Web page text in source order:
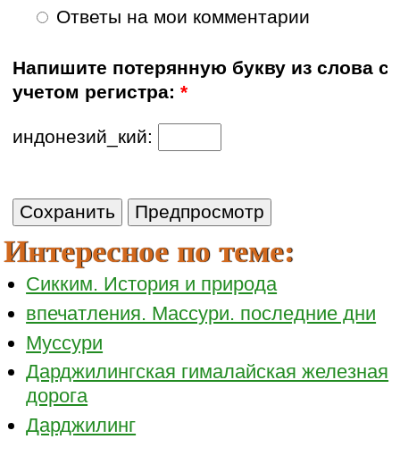
Ответы на мои комментарии
Напишите потерянную букву из слова с
учетом регистра:*
индонезий_кий:
Интересное по теме:
Сикким. История и природа
впечатления. Массури. последние дни
Муссури
Дарджилингская гималайская железная
дорога
Дарджилинг